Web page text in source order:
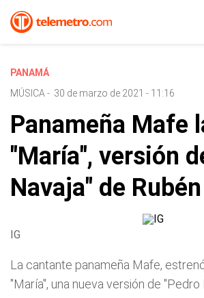
PANAMÁ
MÚSICA - 30 de marzo de 2021 - 11:16
Panameña Mafe
"María", versión
Navaja" de
IG
La cantante panameña Mafe,
"María", una nueva versión de "Pedro